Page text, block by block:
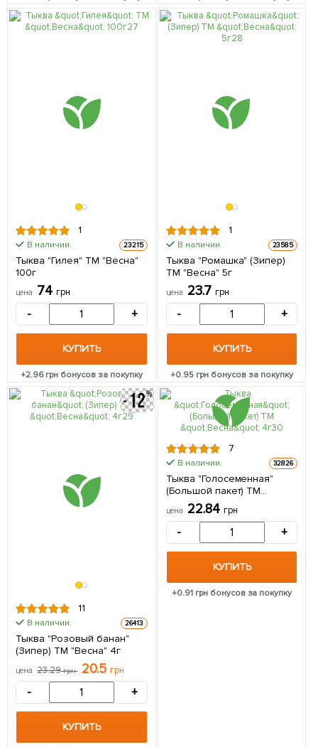
1
В наличии. 23215
Тыква "Гилея" ТМ "Весна"
100г
цена 74 грн
- +
КУПИТЬ
+2.96грн бонусов за покупку
1
В наличии. 23585
Тыква "Ромашка" (Зипер)
ТМ "Весна" 5г
цена 23.7 грн
- +
КУПИТЬ
+0.95 грн бонусов за покупку
11
В наличии. 26413
Тыква "Розовый банан"
(Зипер) ТМ "Весна" 4г
цена 23.29грн 20.5 грн
- +
КУПИТЬ
7
В наличии. 32826
Тыква "Голосеменная"
(Большой пакет) ТМ
"Весна" 4г
цена 22.84 грн
- +
КУПИТЬ
+0.91грн бонусов за покупку